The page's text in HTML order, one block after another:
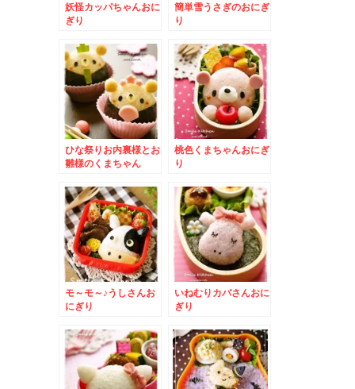
妖怪カッパちゃんおに
ぎり
簡単雪うさぎのおにぎ
り
ひな祭りお内裏様とお
雛様のくまちゃん
桃色くまちゃんおにぎ
り
モ～モ～♪うしさんお
にぎり
いねむりカバさんおに
ぎり